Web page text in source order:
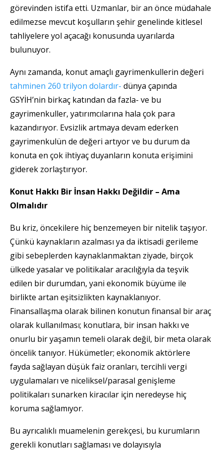
görevinden istifa etti. Uzmanlar, bir an önce müdahale
edilmezse mevcut koşulların şehir genelinde kitlesel
tahliyelere yol açacağı konusunda uyarılarda
bulunuyor.
Aynı zamanda, konut amaçlı gayrimenkullerin değeri
tahminen 260 trilyon dolardır- dünya çapında
GSYİH’nin birkaç katından da fazla- ve bu
gayrimenkuller, yatırımcılarına hala çok para
kazandırıyor. Evsizlik artmaya devam ederken
gayrimenkulün de değeri artıyor ve bu durum da
konuta en çok ihtiyaç duyanların konuta erişimini
giderek zorlaştırıyor.
Konut Hakkı Bir İnsan Hakkı Değildir – Ama
Olmalıdır
Bu kriz, öncekilere hiç benzemeyen bir nitelik taşıyor.
Çünkü kaynakların azalması ya da iktisadi gerileme
gibi sebeplerden kaynaklanmaktan ziyade, birçok
ülkede yasalar ve politikalar aracılığıyla da teşvik
edilen bir durumdan, yani ekonomik büyüme ile
birlikte artan eşitsizlikten kaynaklanıyor.
Finansallaşma olarak bilinen konutun finansal bir araç
olarak kullanılması; konutlara, bir insan hakkı ve
onurlu bir yaşamın temeli olarak değil, bir meta olarak
öncelik tanıyor. Hükümetler; ekonomik aktörlere
fayda sağlayan düşük faiz oranları, tercihli vergi
uygulamaları ve niceliksel/parasal genişleme
politikaları sunarken kiracılar için neredeyse hiç
koruma sağlamıyor.
Bu ayrıcalıklı muamelenin gerekçesi, bu kurumların
gerekli konutları sağlaması ve dolayısıyla